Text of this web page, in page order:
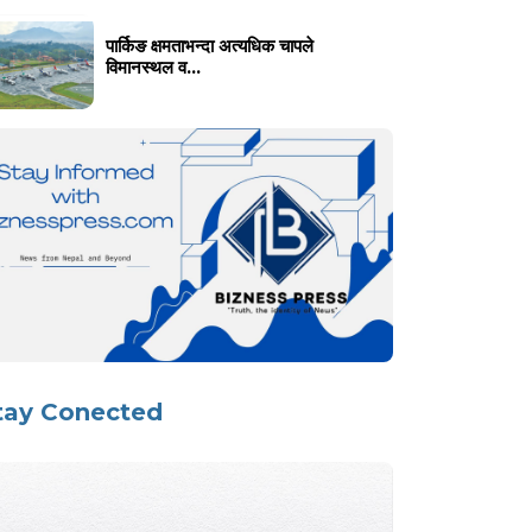
पार्किङ क्षमताभन्दा अत्यधिक चापले
विमानस्थल व...
Conected